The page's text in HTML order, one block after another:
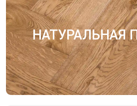
НАТУРАЛЬНАЯ